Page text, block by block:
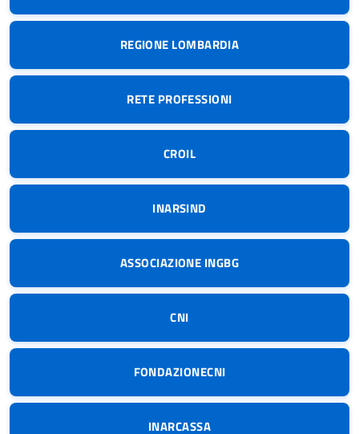
REGIONE LOMBARDIA
RETE PROFESSIONI
CROIL
INARSIND
ASSOCIAZIONE INGBG
CNI
FONDAZIONECNI
INARCASSA